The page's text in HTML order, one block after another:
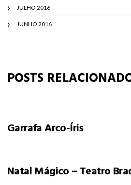
JULHO 2016
JUNHO 2016
POSTS
Garrafa Arco-Íris
Natal Mágico – Teatro